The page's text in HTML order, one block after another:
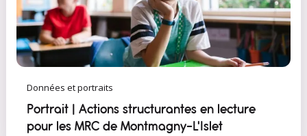
Données et portraits
Portrait | Actions structurantes en lecture
pour les MRC de Montmagny–L'Islet